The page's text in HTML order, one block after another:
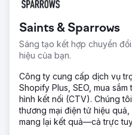
Saints & Sparrows
Sáng tạo kết hợp chuyển
hiệu của bạn.
Công ty cung cấp dịch vụ
Shopify Plus, SEO, mua
hình kết nối (CTV). Chúng
thương mại điện tử hiệu
mang lại kết quả—cả trực